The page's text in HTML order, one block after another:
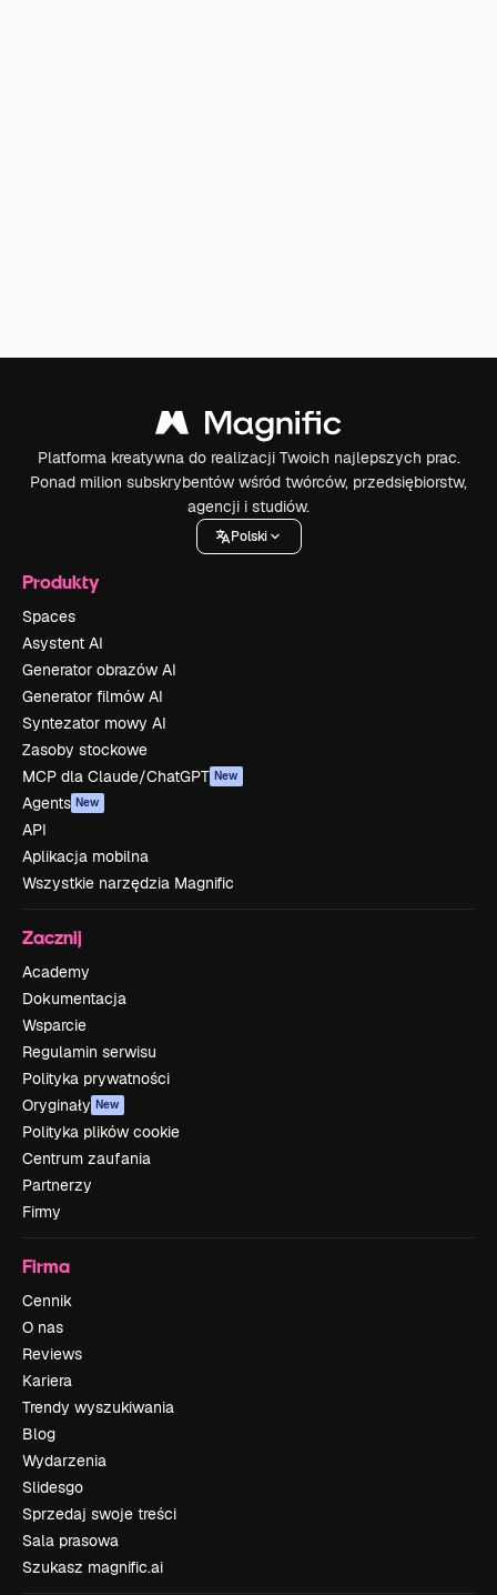
Platforma kreatywna do realizacji Twoich najlepszych prac.
Ponad milion subskrybentów wśród twórców, przedsiębiorstw,
agencji i studiów.
Polski
Produkty
Spaces
Asystent AI
Generator obrazów AI
Generator filmów AI
Syntezator mowy AI
Zasoby stockowe
MCP dla Claude/ChatGPT New
Agents New
API
Aplikacja mobilna
Wszystkie narzędzia Magnific
Zacznij
Academy
Dokumentacja
Wsparcie
Regulamin serwisu
Polityka prywatności
Oryginały New
Polityka plików cookie
Centrum zaufania
Partnerzy
Firmy
Firma
Cennik
O nas
Reviews
Kariera
Trendy wyszukiwania
Blog
Wydarzenia
Slidesgo
Sprzedaj swoje treści
Sala prasowa
Szukasz magnific.ai